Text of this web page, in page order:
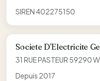
SIREN 402275150
Societe D'Electricite
31 RUE PASTEUR 59290
Depuis 2017